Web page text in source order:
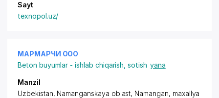
Sayt
texnopol.uz/
МАРМАРЧИ ООО
Beton buyumlar - ishlab chiqarish, sotish yana
Manzil
Uzbekistan, Namanganskaya oblast, Namangan, maxallya